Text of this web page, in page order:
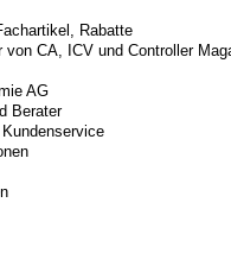
Rabatte
von CA, ICV und Controller
AG
Berater